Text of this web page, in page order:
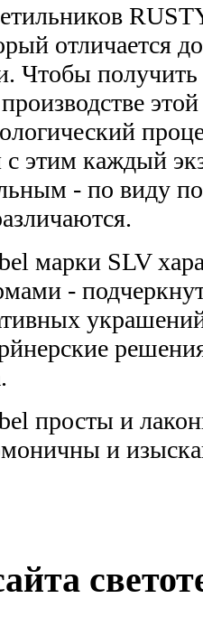
отличается
Чтобы
этим каждый
- по виду
марки SLV
-
просты и
и